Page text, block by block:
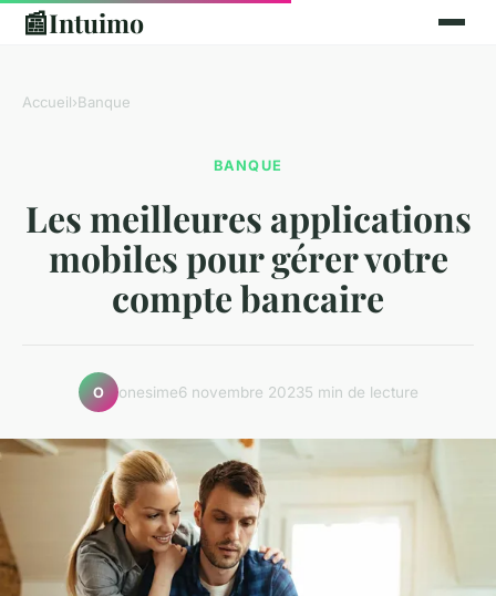
📰Intuimo
Accueil›Banque
BANQUE
Les meilleures applications
mobiles pour gérer votre
compte bancaire
O onesime6 novembre 20235 min de lecture